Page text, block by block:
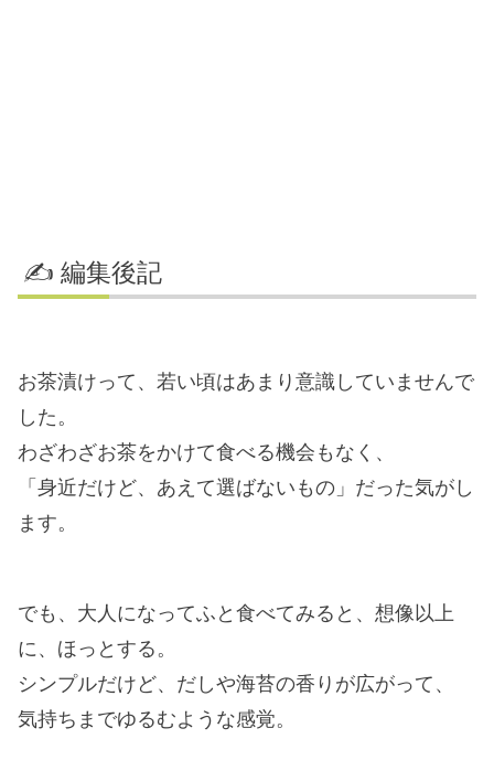
✍️ 編集後記
お茶漬けって、若い頃はあまり意識していませんで
した。
わざわざお茶をかけて食べる機会もなく、
「身近だけど、あえて選ばないもの」だった気がし
ます。
でも、大人になってふと食べてみると、想像以上
に、ほっとする。
シンプルだけど、だしや海苔の香りが広がって、
気持ちまでゆるむような感覚。